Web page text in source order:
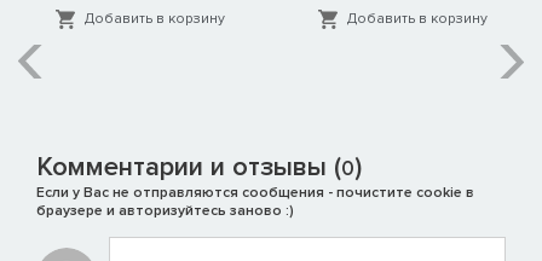
Добавить в корзину Добавить в корзину
Комментарии и отзывы (0)
Если у Вас не отправляются сообщения - почистите cookie в
браузере и авторизуйтесь заново :)